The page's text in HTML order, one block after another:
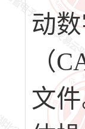
动
（
文